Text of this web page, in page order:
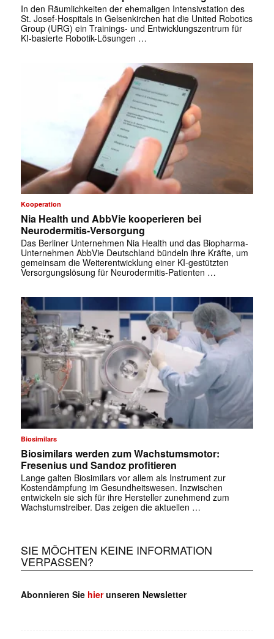
In den Räumlichkeiten der ehemaligen Intensivstation des
St. Josef-Hospitals in Gelsenkirchen hat die United Robotics
Group (URG) ein Trainings- und Entwicklungszentrum für
KI-basierte Robotik-Lösungen …
Kooperation
Nia Health und AbbVie kooperieren bei
Neurodermitis-Versorgung
Das Berliner Unternehmen Nia Health und das Biopharma-
Unternehmen AbbVie Deutschland bündeln ihre Kräfte, um
gemeinsam die Weiterentwicklung einer KI-gestützten
Versorgungslösung für Neurodermitis-Patienten …
Biosimilars
Biosimilars werden zum Wachstumsmotor:
Fresenius und Sandoz profitieren
Lange galten Biosimilars vor allem als Instrument zur
Kostendämpfung im Gesundheitswesen. Inzwischen
entwickeln sie sich für ihre Hersteller zunehmend zum
Wachstumstreiber. Das zeigen die aktuellen …
SIE MÖCHTEN KEINE INFORMATION
VERPASSEN?
Abonnieren Sie hierunseren Newsletter